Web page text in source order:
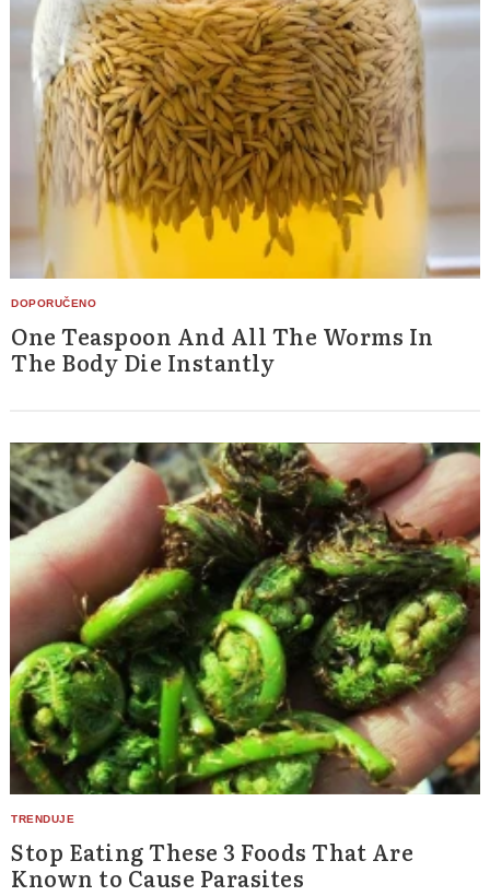
One Teaspoon And All The Worms In
The Body Die Instantly
Stop Eating These 3 Foods That Are
Known to Cause Parasites